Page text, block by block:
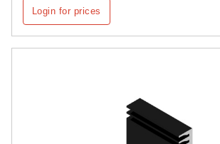
Login for prices